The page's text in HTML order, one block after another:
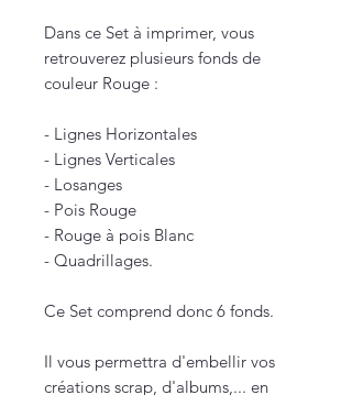
Dans ce Set à imprimer, vous
retrouverez plusieurs fonds de
couleur Rouge :
- Lignes Horizontales
- Lignes Verticales
- Losanges
- Pois Rouge
- Rouge à pois Blanc
- Quadrillages.
Ce Set comprend donc 6 fonds.
Il vous permettra d'embellir vos
créations scrap, d'albums,... en